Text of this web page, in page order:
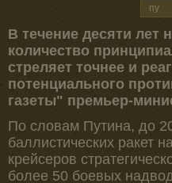
пу
В течение десяти лет
количество
стреляет точнее и
потенциального
газеты" премьер-
По словам Путина, до
баллистических ракет
крейсеров
более 50 боевых